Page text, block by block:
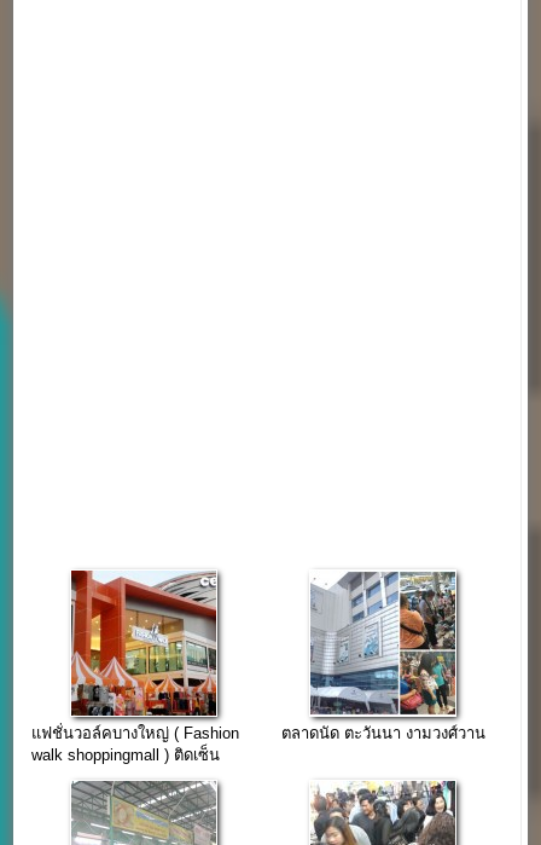
แฟชั่นวอล์คบางใหญ่ ( Fashion
walk shoppingmall ) ติดเซ็น
ทรัลเวสเกต จองด่วน โปรค่าเช่า
1000/เดือน
ตลาดนัด ตะวันนา งามวงศ์วาน